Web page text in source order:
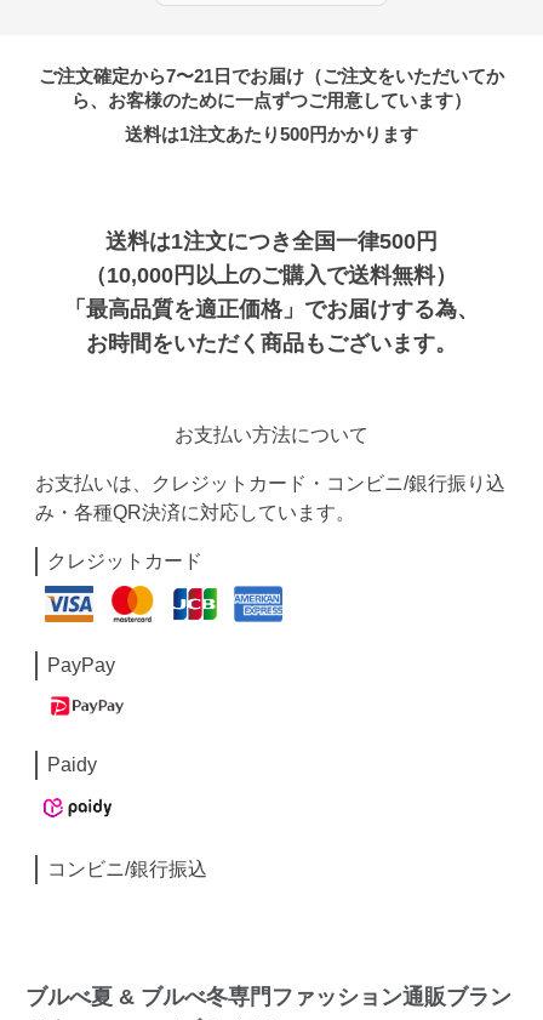
ご注文確定から7〜21日でお届け（ご注文をいただいてか
ら、お客様のために一点ずつご用意しています）
送料は1注文あたり500円かかります
送料は1注文につき全国一律500円
（10,000円以上のご購入で送料無料）
「最高品質を適正価格」でお届けする為、
お時間をいただく商品もございます。
お支払い方法について
お支払いは、クレジットカード・コンビニ/銀行振り込
み・各種QR決済に対応しています。
クレジットカード
PayPay
Paidy
コンビニ/銀行振込
ブルべ夏 & ブルべ冬専門ファッション通販ブラン